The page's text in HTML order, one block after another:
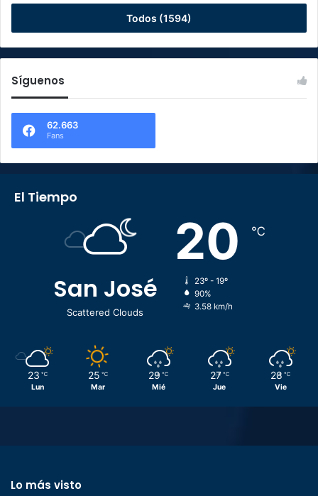
Todos (1594)
Síguenos
62.663
Fans
El Tiempo
San José
Scattered Clouds
20 ℃
23º - 19º
90%
3.58 km/h
23 ℃
Lun
25 ℃
Mar
29 ℃
Mié
27 ℃
Jue
28 ℃
Vie
Lo más visto